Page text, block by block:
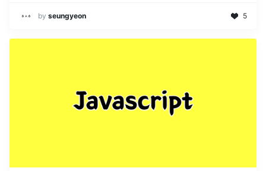
by seungyeon 5